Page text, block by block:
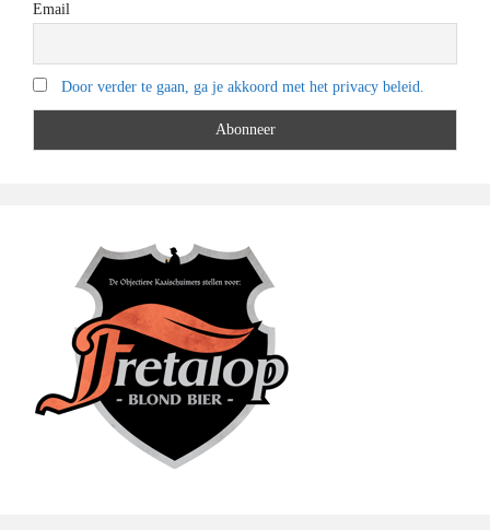
Email
Door verder te gaan, ga je akkoord met het privacy beleid.